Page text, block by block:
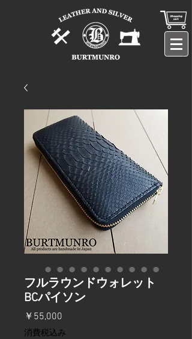
フルラウンドウォレット
BCパイソン
￥55,000
格
消費税込み